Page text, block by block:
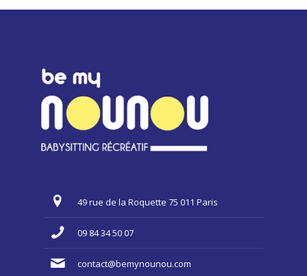
49 rue de la Roquette 75 011 Paris
09 84 34 50 07
contact@bemynounou.com